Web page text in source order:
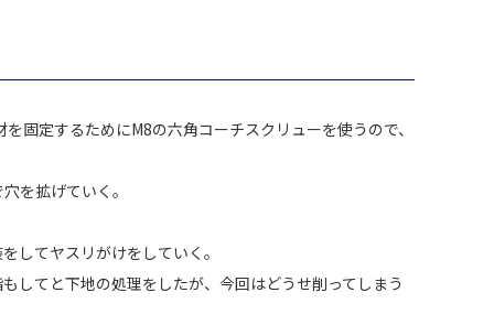
固定するためにM8の六角コーチスクリューを使うので、
を拡げていく。
してヤスリがけをしていく。
してと下地の処理をしたが、今回はどうせ削ってしまう